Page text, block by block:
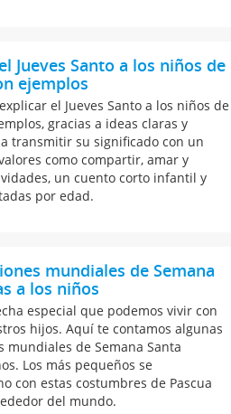
Jueves Santo a los niños de
ejemplos
el Jueves Santo a los niños de
gracias a ideas claras y
transmitir su significado con un
como compartir, amar y
un cuento corto infantil y
por edad.
mundiales de Semana
a los niños
especial que podemos vivir con
hijos. Aquí te contamos algunas
mundiales de Semana Santa
Los más pequeños se
con estas costumbres de Pascua
del mundo.